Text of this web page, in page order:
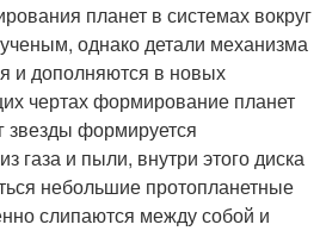
планет в системах вокруг
однако детали механизма
и дополняются в новых
чертах формирование планет
звезды формируется
газа и пыли, внутри этого диска
небольшие протопланетные
слипаются между собой и